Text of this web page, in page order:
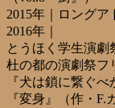
2015年｜ロング
2016年｜
とうほく学生演劇
杜の都の演劇祭フ
『犬は鎖に繋ぐ
『変身』（作・F.